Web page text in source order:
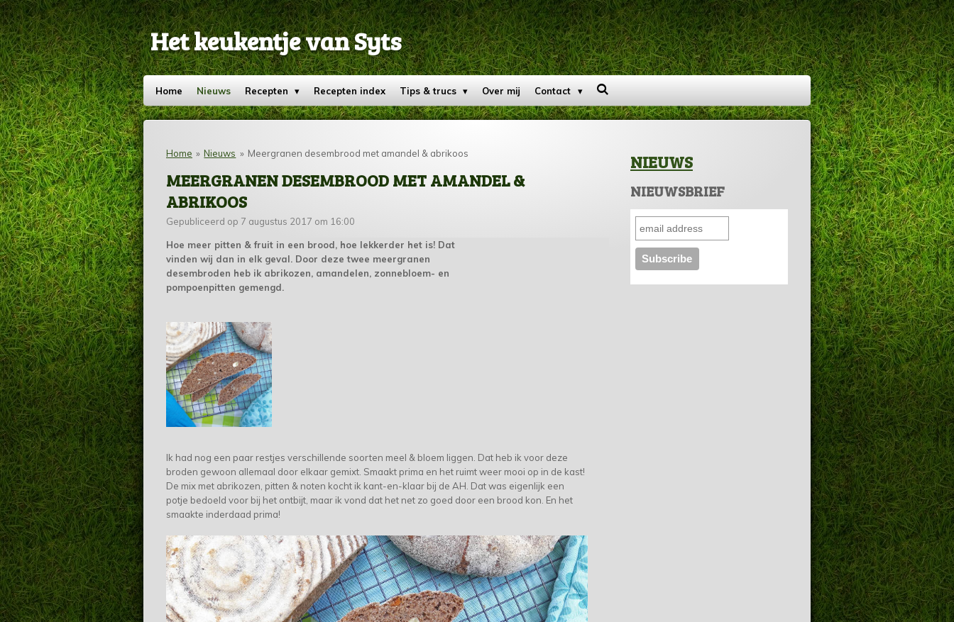
Ga
direct
naar
de
hoofdinhoud
Het keukentje van Syts
Home Nieuws Recepten Recepten index Tips & trucs Over mij Contact
Home » Nieuws » Meergranen desembrood met amandel & abrikoos
MEERGRANEN DESEMBROOD MET AMANDEL &
ABRIKOOS
Gepubliceerd op 7 augustus 2017 om 16:00
Hoe meer pitten & fruit in een brood, hoe lekkerder het is! Dat
vinden wij dan in elk geval. Door deze twee meergranen
desembroden heb ik abrikozen, amandelen, zonnebloem- en
pompoenpitten gemengd.
Ik had nog een paar restjes verschillende soorten meel & bloem liggen. Dat heb ik voor deze
broden gewoon allemaal door elkaar gemixt. Smaakt prima en het ruimt weer mooi op in de kast!
De mix met abrikozen, pitten & noten kocht ik kant-en-klaar bij de AH. Dat was eigenlijk een
potje bedoeld voor bij het ontbijt, maar ik vond dat het net zo goed door een brood kon. En het
smaakte inderdaad prima!
NIEUWS
NIEUWSBRIEF